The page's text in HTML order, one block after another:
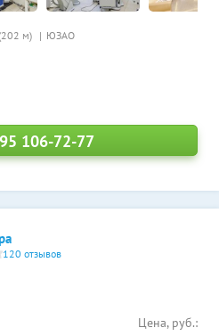
м) ЮЗАО
106-72-77
120 отзывов
Цена, руб.: